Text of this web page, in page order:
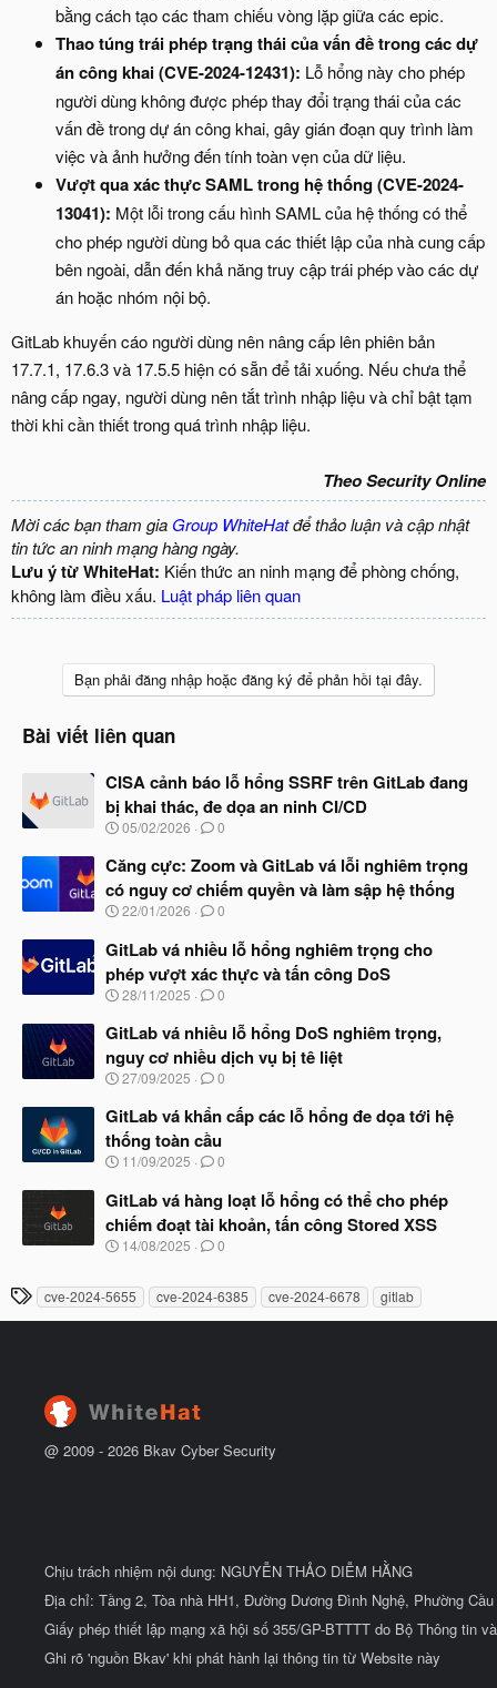
bằng cách tạo các tham chiếu vòng lặp giữa các epic.
Thao túng trái phép trạng thái của vấn đề trong các dự
án công khai (CVE-2024-12431): Lỗ hổng này cho phép
người dùng không được phép thay đổi trạng thái của các
vấn đề trong dự án công khai, gây gián đoạn quy trình làm
việc và ảnh hưởng đến tính toàn vẹn của dữ liệu.
Vượt qua xác thực SAML trong hệ thống (CVE-2024-
13041): Một lỗi trong cấu hình SAML của hệ thống có thể
cho phép người dùng bỏ qua các thiết lập của nhà cung cấp
bên ngoài, dẫn đến khả năng truy cập trái phép vào các dự
án hoặc nhóm nội bộ.
GitLab khuyến cáo người dùng nên nâng cấp lên phiên bản
17.7.1, 17.6.3 và 17.5.5 hiện có sẵn để tải xuống. Nếu chưa thể
nâng cấp ngay, người dùng nên tắt trình nhập liệu và chỉ bật tạm
thời khi cần thiết trong quá trình nhập liệu.
Theo Security Online
Mời các bạn tham gia Group WhiteHatđể thảo luận và cập nhật
tin tức an ninh mạng hàng ngày.
Lưu ý từ WhiteHat: Kiến thức an ninh mạng để phòng chống,
không làm điều xấu. Luật pháp liên quan
Bạn phải đăng nhập hoặc đăng ký để phản hồi tại đây.
Bài viết liên quan
CISA cảnh báo lỗ hổng SSRF trên GitLab đang
bị khai thác, đe dọa an ninh CI/CD
N
à
b
ắ
đ
ầ
u
05/02/2026 0
Căng cực: Zoom và GitLab vá lỗi nghiêm trọng
có nguy cơ chiếm quyền và làm sập hệ thống
N
à
y
b
ắ
đ
ầ
u
22/01/2026 0
GitLab vá nhiều lỗ hổng nghiêm trọng cho
phép vượt xác thực và tấn công DoS
N
à
b
ắ
đ
ầ
u
28/11/2025 0
GitLab vá nhiều lỗ hổng DoS nghiêm trọng,
nguy cơ nhiều dịch vụ bị tê liệt
N
à
y
b
ắ
đ
ầ
u
27/09/2025 0
GitLab vá khẩn cấp các lỗ hổng đe dọa tới hệ
thống toàn cầu
N
à
y
b
ắ
đ
ầ
u
11/09/2025 0
GitLab vá hàng loạt lỗ hổng có thể cho phép
chiếm đoạt tài khoản, tấn công Stored XSS
N
y
u
14/08/2025 0
T
h
cve-2024-5655 cve-2024-6385 cve-2024-6678 gitlab
@ 2009 - 2026 Bkav Cyber Security
Chịu trách nhiệm nội dung: NGUYỄN THẢO DIỄM HẰNG
Địa chỉ: Tầng 2, Tòa nhà HH1, Đường Dương Đình Nghệ, Phường
Giấy phép thiết lập mạng xã hội số 355/GP-BTTTT do Bộ Thông tin
Ghi rõ 'nguồn Bkav' khi phát hành lại thông tin từ Website này